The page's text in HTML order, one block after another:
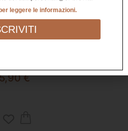
€
leggere le informazioni.